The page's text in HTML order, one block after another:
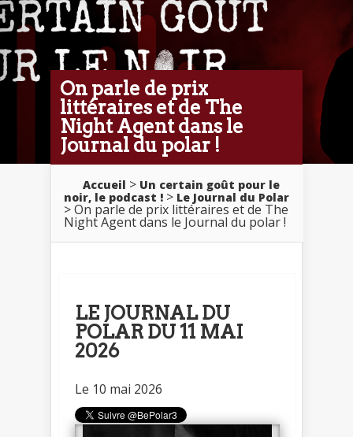
On parle de prix
littéraires et de The
Night Agent dans le
Journal du polar !
Accueil > Un certain goût pour le
noir, le podcast ! > Le Journal du Polar
> On parle de prix littéraires et de The
Night Agent dans le Journal du polar !
LE JOURNAL DU
POLAR DU 11 MAI
2026
Le 10 mai 2026